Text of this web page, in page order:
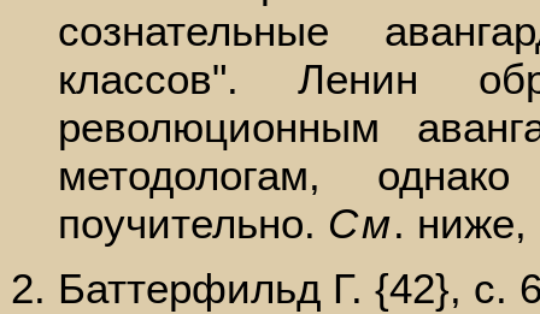
сознательные
классов". Ленин
революционным
методологам,
поучительно. См.
Баттерфильд Г. {42}, с.